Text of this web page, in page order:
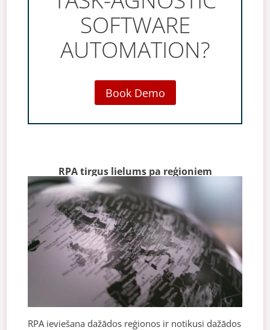
SOFTWARE
AUTOMATION?
Book Demo
RPA tirgus lielums pa reģioniem
RPA ieviešana dažādos reģionos ir notikusi dažādos